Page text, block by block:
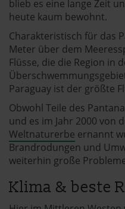
blieb es eine lange Zeit
heute kaum bewohnt.
Charakteristisch für das
Meter über dem
Flüsse, die die Region in
Paraguay ist der größte
Obwohl Teile des
und es im Jahr 2000 von
Weltnaturerbe ernannt
Brandrodungen und
weiterhin große
Klima & beste